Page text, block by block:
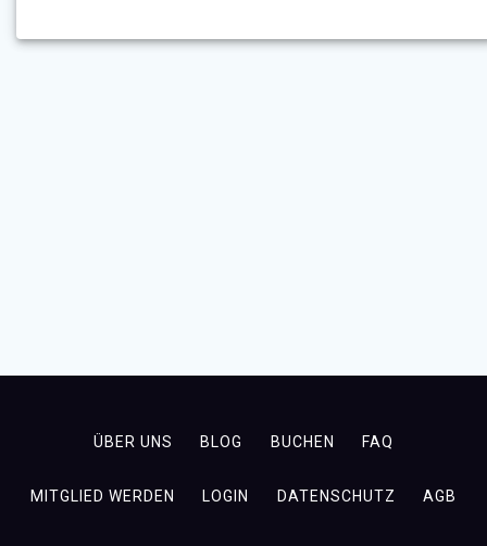
ÜBER UNS BLOG BUCHEN FAQ
MITGLIED WERDEN LOGIN DATENSCHUTZ AGB